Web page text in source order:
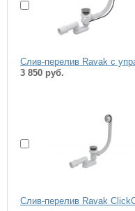
Слив-перелив Ravak с
3 850 руб.
Слив-перелив Ravak